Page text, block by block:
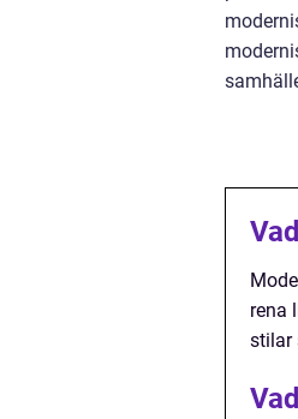
rena
stilar